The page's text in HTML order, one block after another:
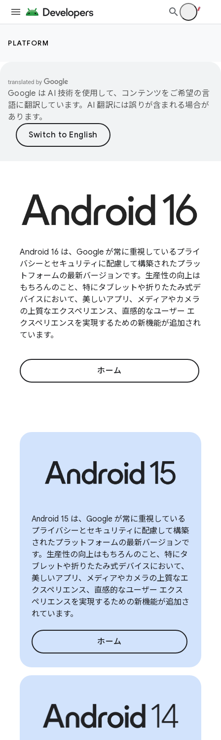
PLATFORM
Google は AI 技術を使用して、コンテンツをご希望の言
語に翻訳しています。AI 翻訳には誤りが含まれる場合が
あります。
Android 16 は、Google が常に重視しているプライ
バシーとセキュリティに配慮して構築されたプラッ
トフォームの最新バージョンです。生産性の向上は
もちろんのこと、特にタブレットや折りたたみ式デ
バイスにおいて、美しいアプリ、メディアやカメラ
の上質なエクスペリエンス、直感的なユーザー エ
クスペリエンスを実現するための新機能が追加され
ています。
ホーム
Android 15 は、Google が常に重視している
プライバシーとセキュリティに配慮して構築
されたプラットフォームの最新バージョンで
す。生産性の向上はもちろんのこと、特にタ
ブレットや折りたたみ式デバイスにおいて、
美しいアプリ、メディアやカメラの上質なエ
クスペリエンス、直感的なユーザー エクス
ペリエンスを実現するための新機能が追加さ
れています。
ホーム